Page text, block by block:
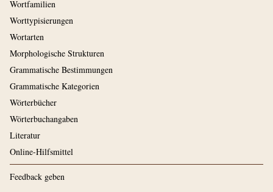
Wortfamilien
Worttypisierungen
Wortarten
Morphologische Strukturen
Grammatische Bestimmungen
Grammatische Kategorien
Wörterbücher
Wörterbuchangaben
Literatur
Online-Hilfsmittel
Feedback geben